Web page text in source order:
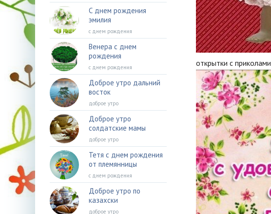
открытки с приколами
С днем рождения
эмилия
с днем рождения
Венера с днем
рождения
с днем рождения
Доброе утро дальний
восток
доброе утро
Доброе утро
солдатские мамы
доброе утро
Тетя с днем рождения
от племянницы
с днем рождения
Доброе утро по
казахски
доброе утро